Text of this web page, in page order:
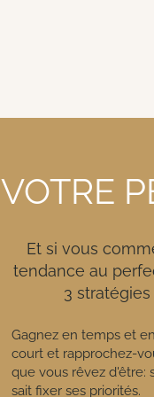
VOTRE
Et si vous
tendance au
3
Gagnez en temps et
court et ​rapprochez-
que vous rêvez d'être:
sait fixer ses priorités.